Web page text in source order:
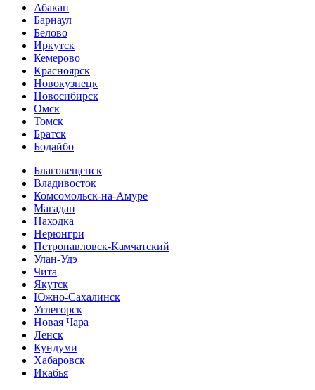
Абакан
Барнаул
Белово
Иркутск
Кемерово
Красноярск
Новокузнецк
Новосибирск
Омск
Томск
Братск
Бодайбо
Благовещенск
Владивосток
Комсомольск-на-Амуре
Магадан
Находка
Нерюнгри
Петропавловск-Камчатский
Улан-Удэ
Чита
Якутск
Южно-Сахалинск
Углегорск
Новая Чара
Ленск
Кундуми
Хабаровск
Икабья